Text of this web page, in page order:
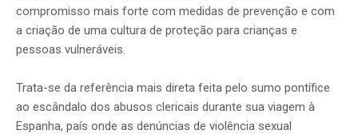
compromisso mais forte com medidas de prevenção e com
a criação de uma cultura de proteção para crianças e
pessoas vulneráveis.
Trata-se da referência mais direta feita pelo sumo pontífice
ao escândalo dos abusos clericais durante sua viagem à
Espanha, país onde as denúncias de violência sexual